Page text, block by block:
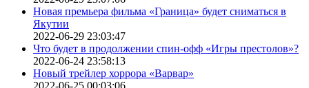
Новая премьера фильма «Граница» будет сниматься в
Якутии
2022-06-29 23:03:47
Что будет в продолжении спин-офф «Игры престолов»?
2022-06-24 23:58:13
Новый трейлер хоррора «Варвар»
2022-06-25 00:03:06